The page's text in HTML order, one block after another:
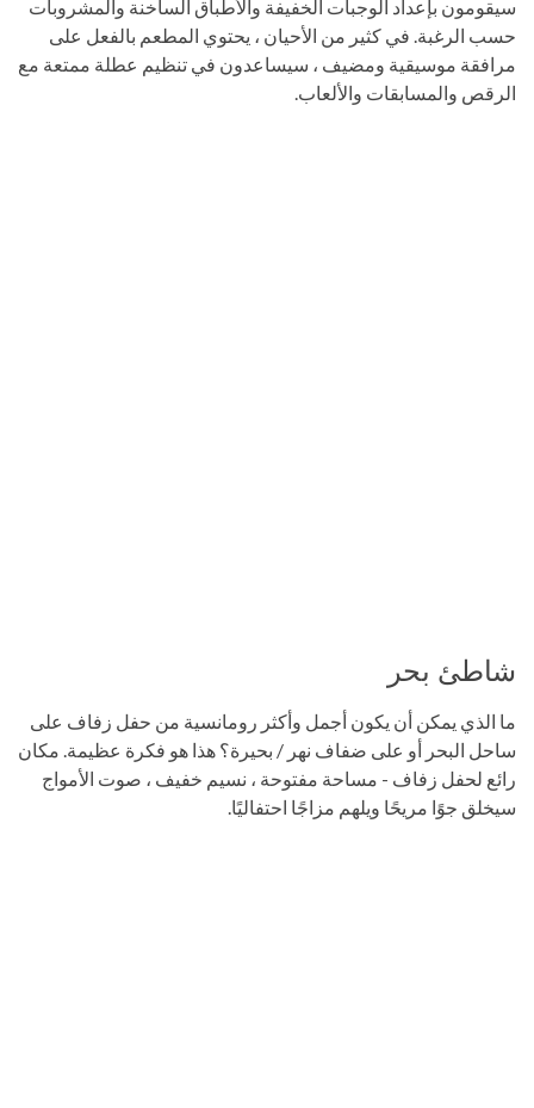
سيقومون بإعداد الوجبات الخفيفة والأطباق الساخنة والمشروبات
حسب الرغبة. في كثير من الأحيان ، يحتوي المطعم بالفعل على
مرافقة موسيقية ومضيف ، سيساعدون في تنظيم عطلة ممتعة مع
الرقص والمسابقات والألعاب.
شاطئ بحر
ما الذي يمكن أن يكون أجمل وأكثر رومانسية من حفل زفاف على
ساحل البحر أو على ضفاف نهر / بحيرة؟ هذا هو فكرة عظيمة. مكان
رائع لحفل زفاف - مساحة مفتوحة ، نسيم خفيف ، صوت الأمواج
سيخلق جوًا مريحًا ويلهم مزاجًا احتفاليًا.